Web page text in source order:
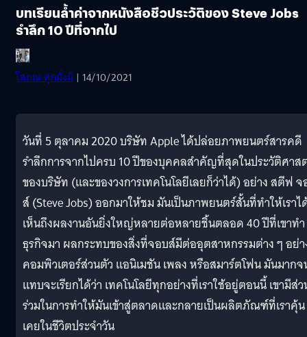
บทเรียนล้ำค่าจากหนังสือชีวประวัติของ Steve Jobs
รำลึก 10 ปีที่จากไป
โสภณ ศุภมั่งมี | 14/10/2021
วันที่ 5 ตุลาคม 2020 บริษัท Apple ได้ปล่อยภาพยนตร์สารคดี
รำลึกการจากไปครบ 10 ปีของบุคคลสำคัญที่สุดในประวัติศาส
ของบริษัท (และของวงการเทคโนโลยีเลยก็ว่าได้) อย่าง สตีฟ
ส์ (Steve Jobs) ออกมาให้ชม มันเป็นภาพยนตร์สั้นที่ทำให้เราไ
เห็นถึงผลงานอันยิ่งใหญ่หลายต่อหลายชิ้นตลอด 40 ปีที่เขาทำ
ธุรกิจมา ผลกระทบของสิ่งที่จอบส์มีต่ออุตสาหกรรมต่าง ๆ อย่
คอมพิวเตอร์ส่วนตัว แอนิเมชัน เพลง หรือสมาร์ตโฟน มันมาก
แทบจะเรียกได้ว่า เทคโนโลยีทุกอย่างที่เราใช้อยู่ตอนนี้ เขามีส่
ร่วมในการทำให้มันเข้าสู่ตลาดและกลายเป็นผลิตภัณฑ์ที่เราคุ้น
เคยในชีวิตประจำวัน